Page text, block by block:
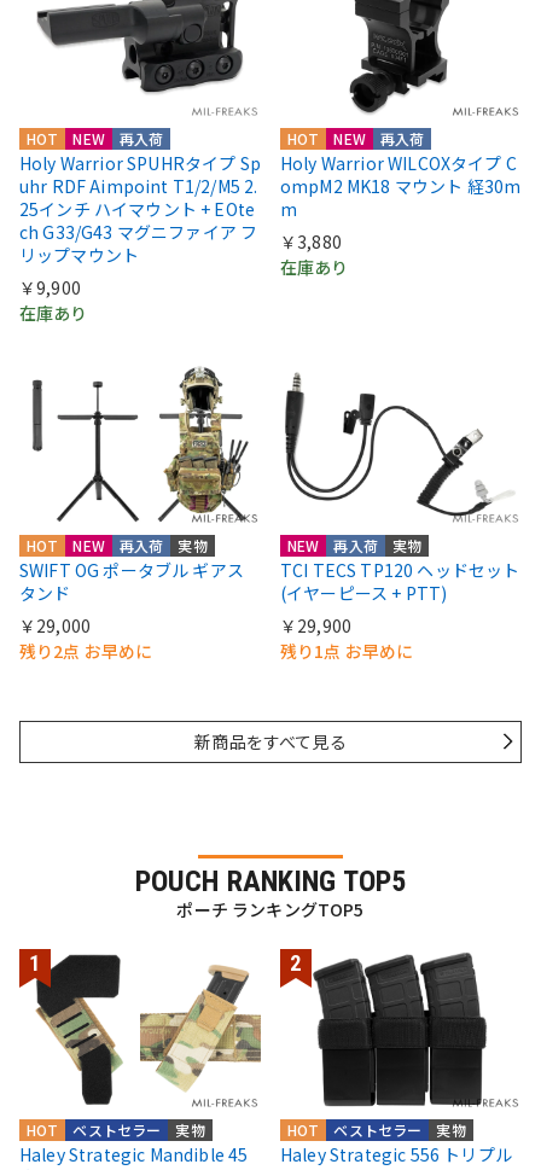
HOT NEW 再入荷
Holy Warrior SPUHRタイプ Sp
uhr RDF Aimpoint T1/2/M5 2.
25インチ ハイマウント + EOte
ch G33/G43 マグニファイア フ
リップマウント
￥9,900
在庫あり
HOT NEW 再入荷
Holy Warrior WILCOXタイプ C
ompM2 MK18 マウント 経30m
m
￥3,880
在庫あり
HOT NEW 再入荷 実物
SWIFT OG ポータブル ギアス
タンド
￥29,000
残り2点 お早めに
NEW 再入荷 実物
TCI TECS TP120 ヘッドセット
(イヤーピース + PTT)
￥29,900
残り1点 お早めに
新商品をすべて見る
POUCH RANKING TOP5
ポーチ ランキングTOP5
実物
ベストセラー
HOT
Haley Strategic Mandible 45
実物
ベストセラー
HOT
Haley Strategic 556 トリプル